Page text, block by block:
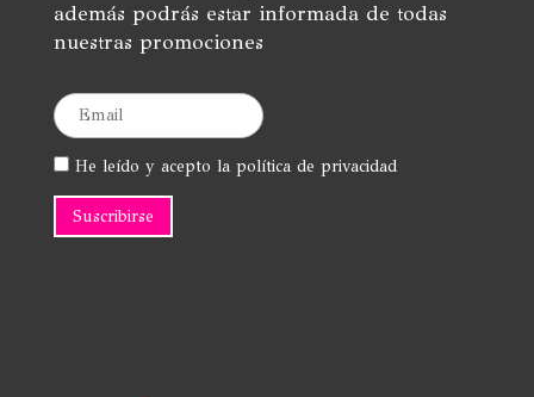
además podrás estar informada de todas
nuestras promociones
He leído y acepto la política de privacidad